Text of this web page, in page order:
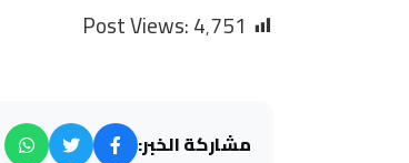
Post Views:4٬751
مشاركة الخبر: